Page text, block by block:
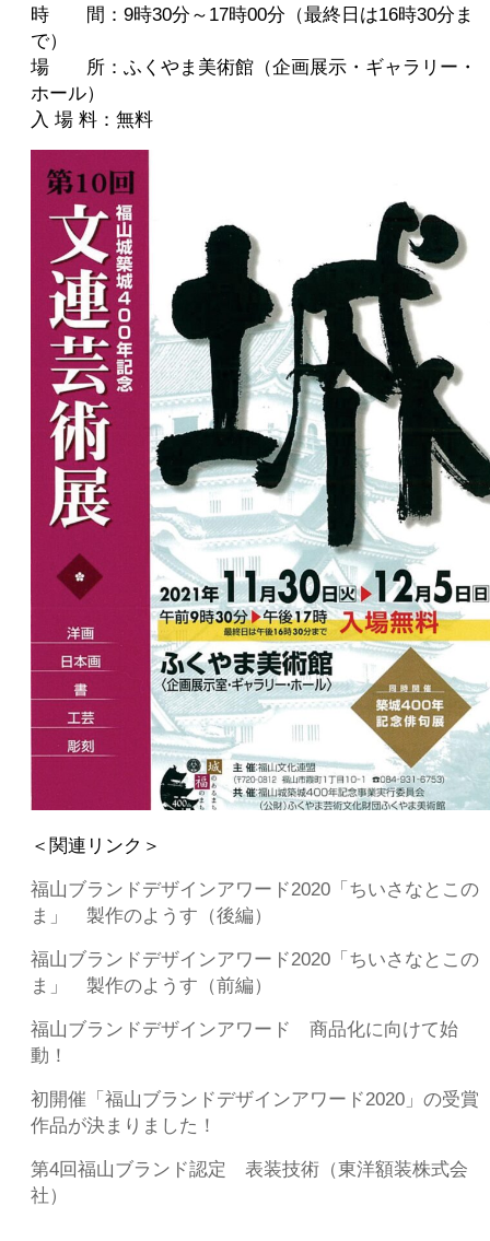
時 間：9時30分～17時00分（最終日は16時30分ま
で）
場 所：ふくやま美術館（企画展示・ギャラリー・
ホール）
入 場 料：無料
＜関連リンク＞
福山ブランドデザインアワード2020「ちいさなとこの
ま」 製作のようす（後編）
福山ブランドデザインアワード2020「ちいさなとこの
ま」 製作のようす（前編）
福山ブランドデザインアワード 商品化に向けて始
動！
初開催「福山ブランドデザインアワード2020」の受賞
作品が決まりました！
第4回福山ブランド認定 表装技術（東洋額装株式会
社）